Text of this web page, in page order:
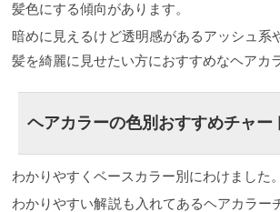
髪色にする傾向があります。
暗めに見えるけど透明感があるアッシュ系
髪を綺麗に見せたい方におすすめなヘアカ
ヘアカラーの色別おすすめチャー
わかりやすくベースカラー別にわけました。
わかりやすい解説も入れてあるヘアカラー